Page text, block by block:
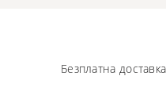
Безплатна